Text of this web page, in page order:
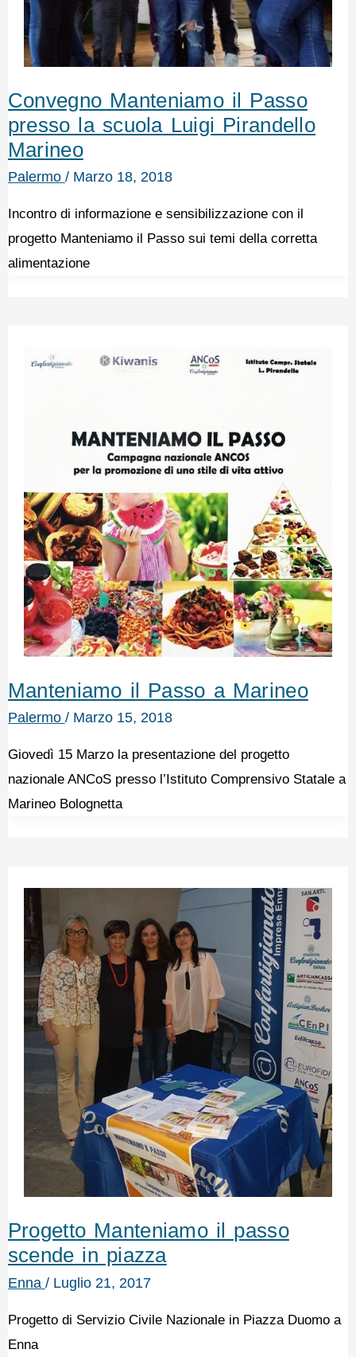
Convegno Manteniamo il Passo
presso la scuola Luigi Pirandello
Marineo
Palermo / Marzo 18, 2018
Incontro di informazione e sensibilizzazione con il
progetto Manteniamo il Passo sui temi della corretta
alimentazione
Manteniamo il Passo a Marineo
Palermo / Marzo 15, 2018
Giovedì 15 Marzo la presentazione del progetto
nazionale ANCoS presso l’Istituto Comprensivo Statale a
Marineo Bolognetta
Progetto Manteniamo il passo
scende in piazza
Enna / Luglio 21, 2017
Progetto di Servizio Civile Nazionale in Piazza Duomo a
Enna